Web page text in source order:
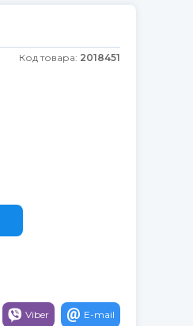
Код товара: 2018451
Viber E-mail